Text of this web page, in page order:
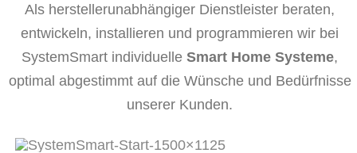
Als herstellerunabhängiger Dienstleister beraten,
entwickeln, installieren und programmieren wir bei
SystemSmart individuelle Smart Home Systeme,
optimal abgestimmt auf die Wünsche und Bedürfnisse
unserer Kunden.